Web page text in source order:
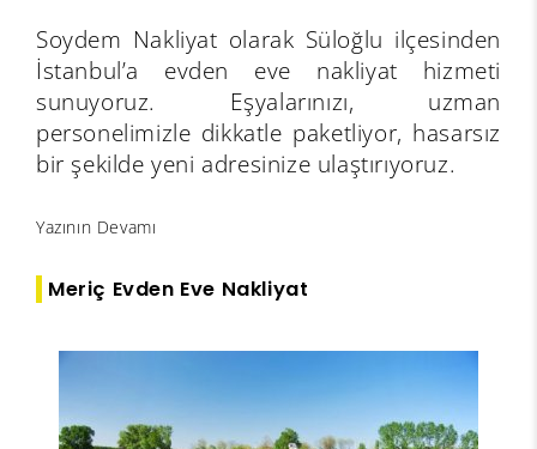
Soydem Nakliyat olarak Süloğlu ilçesinden
İstanbul’a evden eve nakliyat hizmeti
sunuyoruz. Eşyalarınızı, uzman
personelimizle dikkatle paketliyor, hasarsız
bir şekilde yeni adresinize ulaştırıyoruz.
Yazının Devamı
Meriç Evden Eve Nakliyat